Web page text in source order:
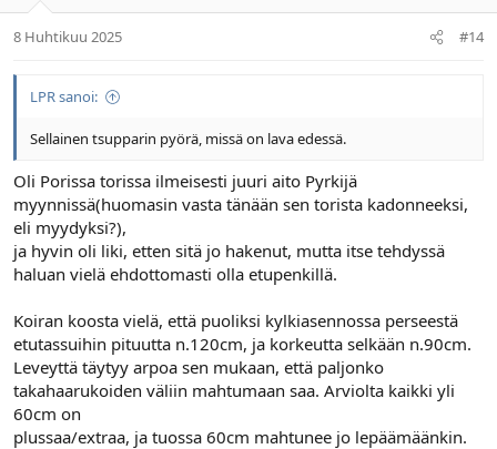
8 Huhtikuu 2025 #14
LPR sanoi:
Sellainen tsupparin pyörä, missä on lava edessä.
Oli Porissa torissa ilmeisesti juuri aito Pyrkijä
myynnissä(huomasin vasta tänään sen torista kadonneeksi,
eli myydyksi?),
ja hyvin oli liki, etten sitä jo hakenut, mutta itse tehdyssä
haluan vielä ehdottomasti olla etupenkillä.
Koiran koosta vielä, että puoliksi kylkiasennossa perseestä
etutassuihin pituutta n.120cm, ja korkeutta selkään n.90cm.
Leveyttä täytyy arpoa sen mukaan, että paljonko
takahaarukoiden väliin mahtumaan saa. Arviolta kaikki yli
60cm on
plussaa/extraa, ja tuossa 60cm mahtunee jo lepäämäänkin.